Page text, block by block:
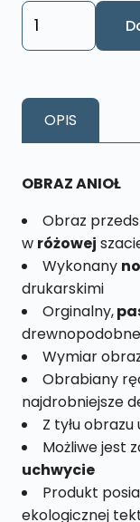
ilość
Obraz
Rozmiar
15
OPIS
OBRAZ ANIOŁ
Obraz
w różowej
Wykonany
drukarskimi
Orginalny,
Wymiar
Obrabiany
najdrobniejsze
Z tyłu
Możliwe jest
uchwycie
Produkt
ekologicznej